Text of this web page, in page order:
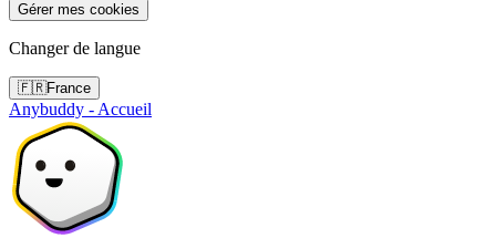
Gérer mes cookies
Changer de langue
🇫🇷France
Anybuddy - Accueil